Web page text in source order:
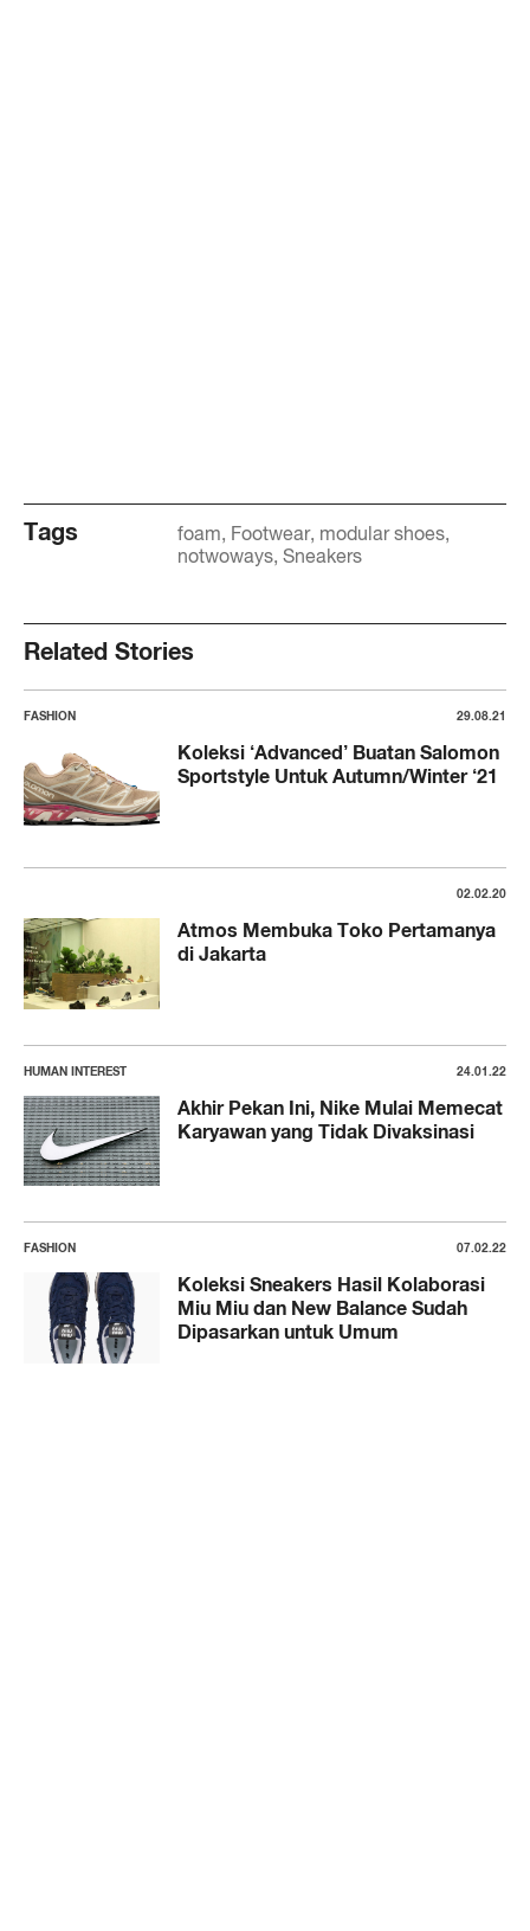
Tags foam Footwear modular shoes
notwoways Sneakers
Related Stories
FASHION 29.08.21
Koleksi ‘Advanced’ Buatan Salomon
Sportstyle Untuk Autumn/Winter ‘21
02.02.20
Atmos Membuka Toko Pertamanya
di Jakarta
HUMAN INTEREST 24.01.22
Akhir Pekan Ini, Nike Mulai Memecat
Karyawan yang Tidak Divaksinasi
FASHION 07.02.22
Koleksi Sneakers Hasil Kolaborasi
Miu Miu dan New Balance Sudah
Dipasarkan untuk Umum